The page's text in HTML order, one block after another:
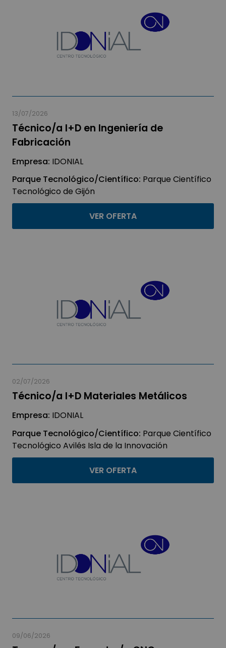
13/07/2026
Técnico/a I+D en Ingeniería de
Fabricación
Empresa: IDONIAL
Parque Tecnológico/Científico: Parque Científico
Tecnológico de Gijón
VER OFERTA
02/07/2026
Técnico/a I+D Materiales Metálicos
Empresa: IDONIAL
Parque Tecnológico/Científico: Parque Científico
Tecnológico Avilés Isla de la Innovación
VER OFERTA
09/06/2026